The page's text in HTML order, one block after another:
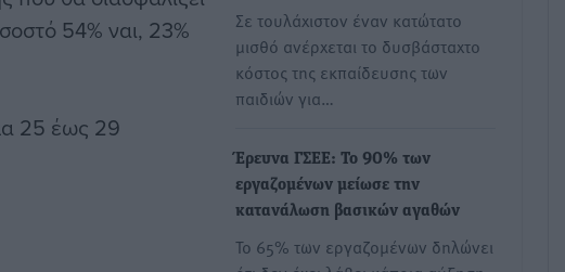
54% ναι, 23%
25 έως 29
Σε τουλάχιστον έναν κατώτατο
μισθό ανέρχεται το δυσβάσταχτο
κόστος της εκπαίδευσης των
παιδιών για…
Έρευνα ΓΣΕΕ: Το 90% των
εργαζομένων μείωσε την
κατανάλωση βασικών αγαθών
Το 65% των εργαζομένων δηλώνει